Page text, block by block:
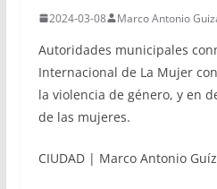
2024-03-08 Marco Antonio
Autoridades municipales
Internacional de La Mujer
la violencia de género, y en
de las mujeres.
CIUDAD | Marco Antonio